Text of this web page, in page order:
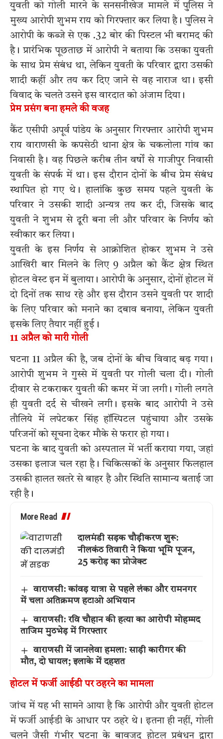
युवती को गोली मारने के सनसनीखेज मामले में पुलिस ने
मुख्य आरोपी शुभम राय को गिरफ्तार कर लिया है। पुलिस ने
आरोपी के कब्जे से एक .32 बोर की पिस्टल भी बरामद की
है। प्रारंभिक पूछताछ में आरोपी ने बताया कि उसका युवती
के साथ प्रेम संबंध था, लेकिन युवती के परिवार द्वारा उसकी
शादी कहीं और तय कर दिए जाने से वह नाराज था। इसी
विवाद के चलते उसने इस वारदात को अंजाम दिया।
प्रेम प्रसंग बना हमले की वजह
कैंट एसीपी अपूर्व पांडेय के अनुसार गिरफ्तार आरोपी शुभम
राय वाराणसी के कपसेठी थाना क्षेत्र के चकलोला गांव का
निवासी है। वह पिछले करीब तीन वर्षों से गाजीपुर निवासी
युवती के संपर्क में था। इस दौरान दोनों के बीच प्रेम संबंध
स्थापित हो गए थे। हालांकि कुछ समय पहले युवती के
परिवार ने उसकी शादी अन्यत्र तय कर दी, जिसके बाद
युवती ने शुभम से दूरी बना ली और परिवार के निर्णय को
स्वीकार कर लिया।
युवती के इस निर्णय से आक्रोशित होकर शुभम ने उसे
आखिरी बार मिलने के लिए 9 अप्रैल को कैंट क्षेत्र स्थित
होटल वेस्ट इन में बुलाया। आरोपी के अनुसार, दोनों होटल में
दो दिनों तक साथ रहे और इस दौरान उसने युवती पर शादी
के लिए परिवार को मनाने का दबाव बनाया, लेकिन युवती
इसके लिए तैयार नहीं हुई।
11 अप्रैल को मारी गोली
घटना 11 अप्रैल की है, जब दोनों के बीच विवाद बढ़ गया।
आरोपी शुभम ने गुस्से में युवती पर गोली चला दी। गोली
दीवार से टकराकर युवती की कमर में जा लगी। गोली लगते
ही युवती दर्द से चीखने लगी। इसके बाद आरोपी ने उसे
तौलिये में लपेटकर सिंह हॉस्पिटल पहुंचाया और उसके
परिजनों को सूचना देकर मौके से फरार हो गया।
घटना के बाद युवती को अस्पताल में भर्ती कराया गया, जहां
उसका इलाज चल रहा है। चिकित्सकों के अनुसार फिलहाल
उसकी हालत खतरे से बाहर है और स्थिति सामान्य बताई जा
रही है।
More Read
दालमंडी सड़क चौड़ीकरण शुरू:
नीलकंठ तिवारी ने किया भूमि पूजन,
25 करोड़ का प्रोजेक्ट
वाराणसी: कांवड़ यात्रा से पहले लंका और रामनगर
में चला अतिक्रमण हटाओ अभियान
वाराणसी: रवि चौहान की हत्या का आरोपी मोहम्मद
ताजिम मुठभेड़ में गिरफ्तार
वाराणसी में जानलेवा हमला: साड़ी कारीगर की
मौत, दो घायल; इलाके में दहशत
होटल में फर्जी आईडी पर ठहरने का मामला
जांच में यह भी सामने आया है कि आरोपी और युवती होटल
में फर्जी आईडी के आधार पर ठहरे थे। इतना ही नहीं, गोली
चलने जैसी गंभीर घटना के बावजूद होटल प्रबंधन द्वारा